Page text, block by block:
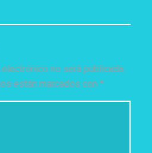
no será publicada.
están marcados con *